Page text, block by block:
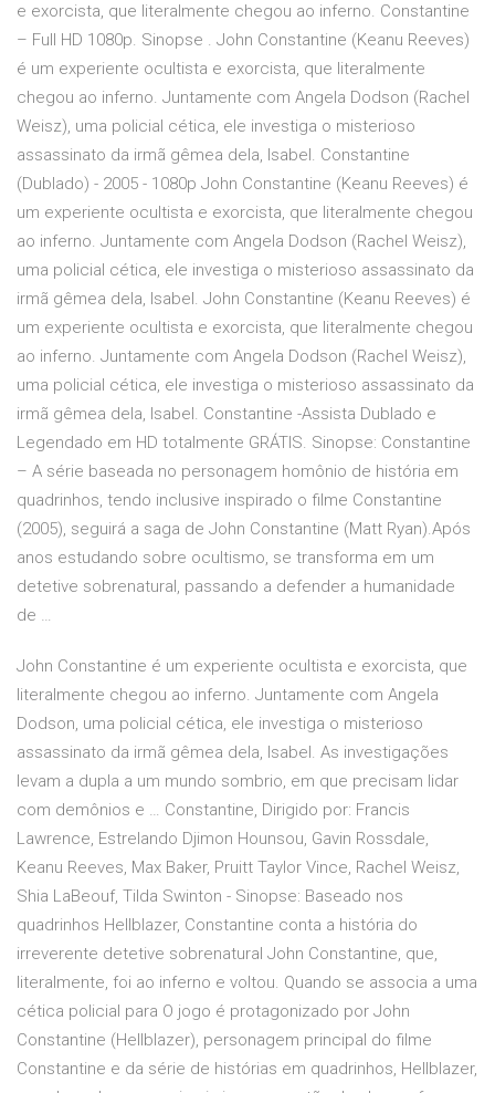
e exorcista, que literalmente chegou ao inferno. Constantine
– Full HD 1080p. Sinopse . John Constantine (Keanu Reeves)
é um experiente ocultista e exorcista, que literalmente
chegou ao inferno. Juntamente com Angela Dodson (Rachel
Weisz), uma policial cética, ele investiga o misterioso
assassinato da irmã gêmea dela, Isabel. Constantine
(Dublado) - 2005 - 1080p John Constantine (Keanu Reeves) é
um experiente ocultista e exorcista, que literalmente chegou
ao inferno. Juntamente com Angela Dodson (Rachel Weisz),
uma policial cética, ele investiga o misterioso assassinato da
irmã gêmea dela, Isabel. John Constantine (Keanu Reeves) é
um experiente ocultista e exorcista, que literalmente chegou
ao inferno. Juntamente com Angela Dodson (Rachel Weisz),
uma policial cética, ele investiga o misterioso assassinato da
irmã gêmea dela, Isabel. Constantine -Assista Dublado e
Legendado em HD totalmente GRÁTIS. Sinopse: Constantine
– A série baseada no personagem homônio de história em
quadrinhos, tendo inclusive inspirado o filme Constantine
(2005), seguirá a saga de John Constantine (Matt Ryan).Após
anos estudando sobre ocultismo, se transforma em um
detetive sobrenatural, passando a defender a humanidade
de …
John Constantine é um experiente ocultista e exorcista, que
literalmente chegou ao inferno. Juntamente com Angela
Dodson, uma policial cética, ele investiga o misterioso
assassinato da irmã gêmea dela, Isabel. As investigações
levam a dupla a um mundo sombrio, em que precisam lidar
com demônios e … Constantine, Dirigido por: Francis
Lawrence, Estrelando Djimon Hounsou, Gavin Rossdale,
Keanu Reeves, Max Baker, Pruitt Taylor Vince, Rachel Weisz,
Shia LaBeouf, Tilda Swinton - Sinopse: Baseado nos
quadrinhos Hellblazer, Constantine conta a história do
irreverente detetive sobrenatural John Constantine, que,
literalmente, foi ao inferno e voltou. Quando se associa a uma
cética policial para O jogo é protagonizado por John
Constantine (Hellblazer), personagem principal do filme
Constantine e da série de histórias em quadrinhos, Hellblazer,